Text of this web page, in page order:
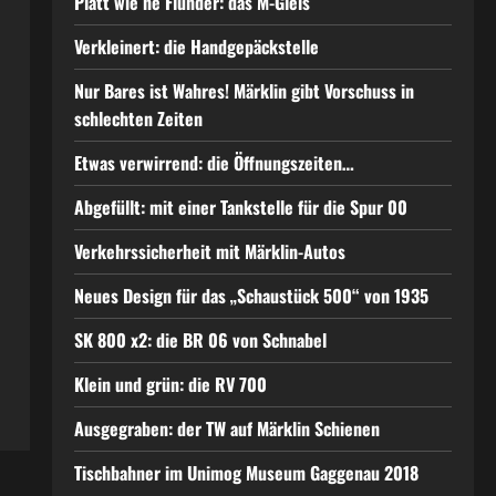
Verkleinert: die Handgepäckstelle
Nur Bares ist Wahres! Märklin gibt Vorschuss in
schlechten Zeiten
Etwas verwirrend: die Öffnungszeiten…
Abgefüllt: mit einer Tankstelle für die Spur 00
Verkehrssicherheit mit Märklin-Autos
Neues Design für das „Schaustück 500“ von 1935
SK 800 x2: die BR 06 von Schnabel
Klein und grün: die RV 700
Ausgegraben: der TW auf Märklin Schienen
Tischbahner im Unimog Museum Gaggenau 2018